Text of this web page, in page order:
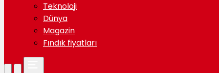
Teknoloji
Dünya
Magazin
Fındık fiyatları